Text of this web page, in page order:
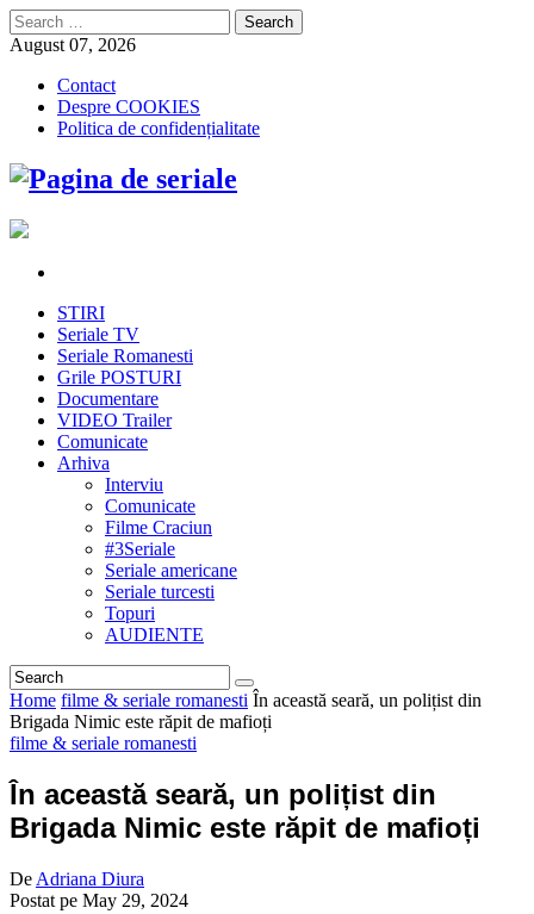
Search
for:
August 07, 2026
Contact
Despre COOKIES
Politica de confidențialitate
STIRI
Seriale TV
Seriale Romanesti
Grile POSTURI
Documentare
VIDEO Trailer
Comunicate
Arhiva
Interviu
Comunicate
Filme Craciun
#3Seriale
Seriale americane
Seriale turcesti
Topuri
AUDIENTE
Home filme & seriale romanesti În această seară, un polițist din
Brigada Nimic este răpit de mafioți
filme & seriale romanesti
În această seară, un polițist din
Brigada Nimic este răpit de mafioți
De Adriana Diura
Postat pe May 29, 2024